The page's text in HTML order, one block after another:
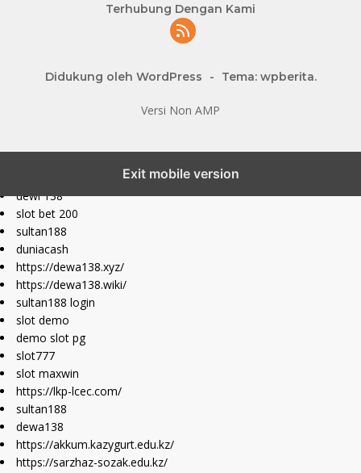
Terhubung Dengan Kami
Didukung oleh WordPress - Tema: wpberita.
Versi Non AMP
Exit mobile version
dewi 138
slot bet 200
sultan188
duniacash
https://dewa138.xyz/
https://dewa138.wiki/
sultan188 login
slot demo
demo slot pg
slot777
slot maxwin
https://lkp-lcec.com/
sultan188
dewa138
https://akkum.kazygurt.edu.kz/
https://sarzhaz-sozak.edu.kz/